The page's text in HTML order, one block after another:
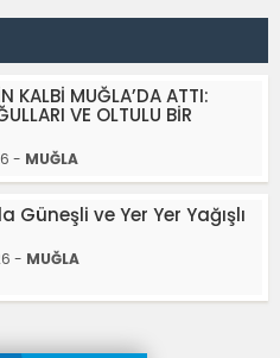
KALBİ MUĞLA’DA ATTI:
VE OLTULU BİR
- MUĞLA
Güneşli ve Yer Yer Yağışlı
- MUĞLA